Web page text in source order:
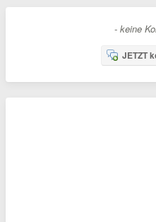
- keine
JETZT